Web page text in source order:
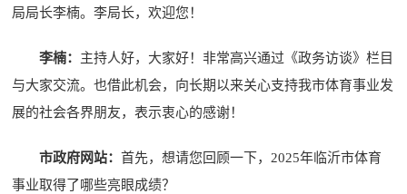
局局长李楠。李局长，欢迎您！
李楠： 主持人好，大家好！非常高兴通过《政务访谈》栏目
与大家交流。也借此机会，向长期以来关心支持我市体育事业发
展的社会各界朋友，表示衷心的感谢！
市政府网站：首先，想请您回顾一下，2025年临沂市体育
事业取得了哪些亮眼成绩？